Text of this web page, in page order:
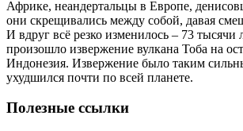
Африке, неандертальцы в Европе,
они скрещивались между собой, давая
И вдруг всё резко изменилось – 73 тысячи
произошло извержение вулкана Тоба на
Индонезия. Извержение было таким
ухудшился почти по всей планете.
Полезные ссылки